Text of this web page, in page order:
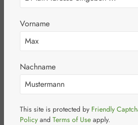
Datenschutz
Allgemeine Hinweise
Überblick darüber, was mit Ihren
Daten passiert, wenn Sie unsere
Personenbezogene Daten sind
Sie persönlich identifiziert werden
Ausführliche Informationen zum
Vorname
Nachname
This site is protected by Friendly
Policy and Terms of Use apply.